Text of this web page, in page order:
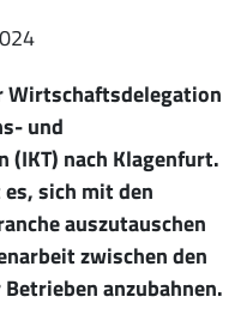
Wirtschaftsdelegation
und
nach Klagenfurt.
sich mit den
auszutauschen
zwischen den
anzubahnen.